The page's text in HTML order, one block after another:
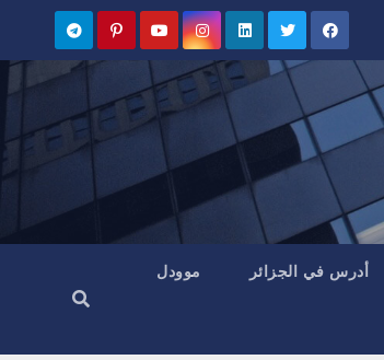
أدرس في الجزائر موودل